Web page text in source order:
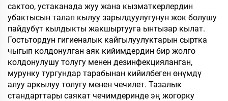
сактоо, устаканада жуу жана кызматкерлердин
убактысын талап кылуу зарылдуулугунун жок болушу
пайдубүт кылдыкты жакшыртууга ынтызар кылат.
Гостьтордун гигиеналык кайгылуулуктарын сыртка
чыгып колдонулган аяк кийимдердин бир жолго
колдонулушу толугу менен дезинфекцияланган,
мурунку тургундар тарабынан кийилбеген өнүмдү
алуу аркылуу толугу менен чечилет. Тазалык
стандарттары саякат чечимдеринде эң жогорку